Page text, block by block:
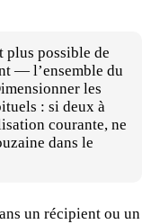
plus possible de
— l’ensemble du
les
: si deux à
courante, ne
dans le
un récipient ou un